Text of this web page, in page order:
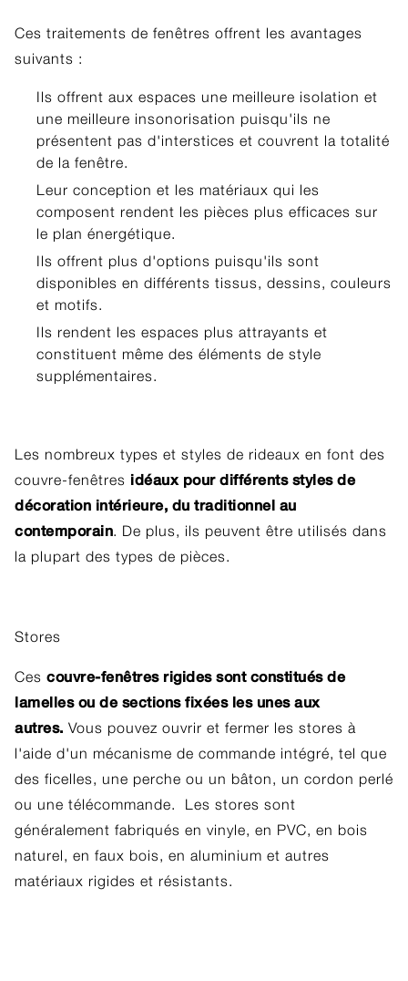
Ces traitements de fenêtres offrent les avantages
suivants :
Ils offrent aux espaces une meilleure isolation et
une meilleure insonorisation puisqu'ils ne
présentent pas d'interstices et couvrent la totalité
de la fenêtre.
Leur conception et les matériaux qui les
composent rendent les pièces plus efficaces sur
le plan énergétique.
Ils offrent plus d'options puisqu'ils sont
disponibles en différents tissus, dessins, couleurs
et motifs.
Ils rendent les espaces plus attrayants et
constituent même des éléments de style
supplémentaires.
Les nombreux types et styles de rideaux en font des
couvre-fenêtres idéaux pour différents styles de
décoration intérieure, du traditionnel au
contemporain. De plus, ils peuvent être utilisés dans
la plupart des types de pièces.
Stores
Ces couvre-fenêtres rigides sont constitués de
lamelles ou de sections fixées les unes aux
autres. Vous pouvez ouvrir et fermer les stores à
l'aide d'un mécanisme de commande intégré, tel que
des ficelles, une perche ou un bâton, un cordon perlé
ou une télécommande. Les stores sont
généralement fabriqués en vinyle, en PVC, en bois
naturel, en faux bois, en aluminium et autres
matériaux rigides et résistants.